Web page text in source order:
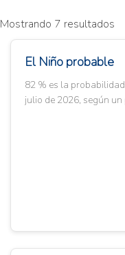
Mostrando 7 resultados
El Niño probable
82 % es la
julio de 2026, según